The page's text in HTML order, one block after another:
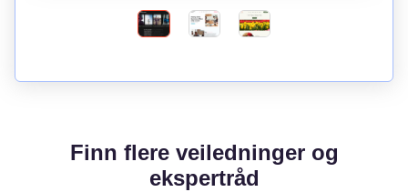
Finn flere veiledninger og
ekspertråd